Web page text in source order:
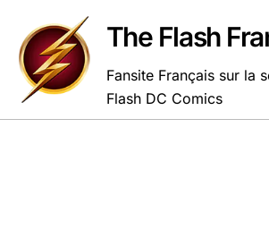
contenu
The Flash
Fansite Français sur la
Flash DC Comics